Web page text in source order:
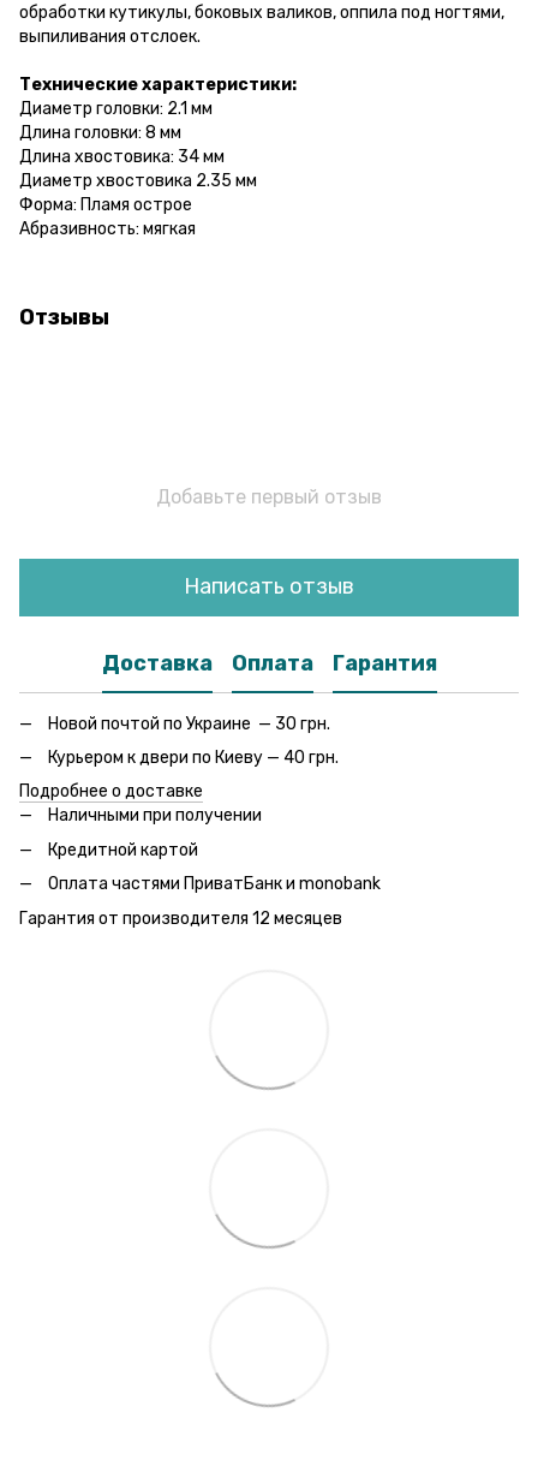
обработки кутикулы, боковых валиков, оппила под ногтями,
выпиливания отслоек.
Технические характеристики:
Диаметр головки: 2.1 мм
Длина головки: 8 мм
Длина хвостовика: 34 мм
Диаметр хвостовика 2.35 мм
Форма: Пламя острое
Абразивность: мягкая
Отзывы
Добавьте первый отзыв
Написать отзыв
Доставка Оплата Гарантия
Новой почтой по Украине — 30 грн.
Курьером к двери по Киеву — 40 грн.
Подробнее о доставке
Наличными при получении
Кредитной картой
Оплата частями ПриватБанк и monobank
Гарантия от производителя 12 месяцев